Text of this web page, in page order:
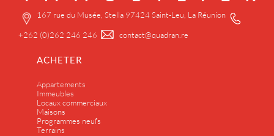
167 rue du Musée, Stella 97424 Saint-Leu, La Réunion
+262 (0)262 246 246 contact@quadran.re
ACHETER
Appartements
Immeubles
Locaux commerciaux
Maisons
Programmes neufs
Terrains